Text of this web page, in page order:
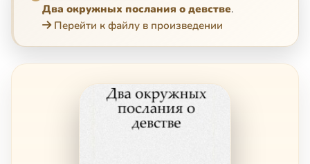
Два окружных послания о девстве.
Перейти к файлу в произведении